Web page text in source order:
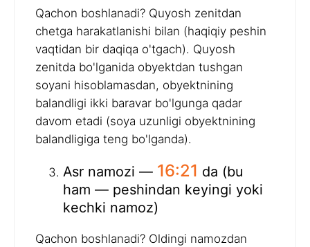
Qachon boshlanadi? Quyosh zenitdan
chetga harakatlanishi bilan (haqiqiy peshin
vaqtidan bir daqiqa o'tgach). Quyosh
zenitda bo'lganida obyektdan tushgan
soyani hisoblamasdan, obyektnining
balandligi ikki baravar bo'lgunga qadar
davom etadi (soya uzunligi obyektnining
balandligiga teng bo'lganda).
Asr namozi — 16:21 da (bu
ham — peshindan keyingi yoki
kechki namoz)
Qachon boshlanadi? Oldingi namozdan